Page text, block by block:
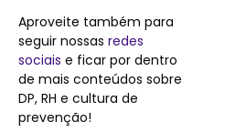
Aproveite também para
seguir nossas redes
sociais e ficar por dentro
de mais conteúdos sobre
DP, RH e cultura de
prevenção!